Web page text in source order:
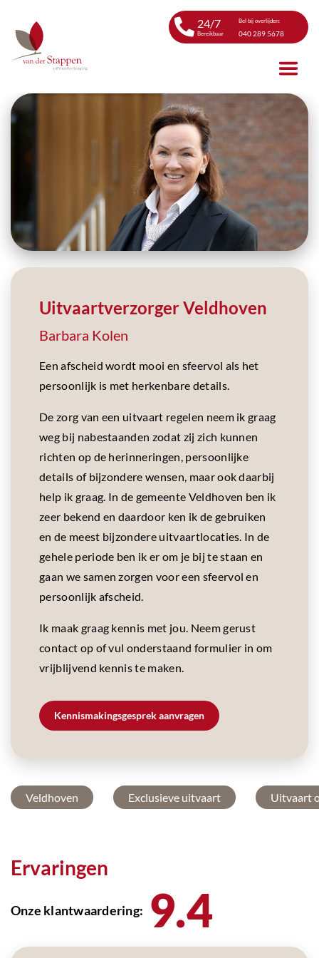
24/7
Bereikbaar
Bel bij overlijden:
040 289 5678
Uitvaartverzorger Veldhoven
Barbara Kolen
Een afscheid wordt mooi en sfeervol als het
persoonlijk is met herkenbare details.
De zorg van een uitvaart regelen neem ik graag
weg bij nabestaanden zodat zij zich kunnen
richten op de herinneringen, persoonlijke
details of bijzondere wensen, maar ook daarbij
help ik graag. In de gemeente Veldhoven ben ik
zeer bekend en daardoor ken ik de gebruiken
en de meest bijzondere uitvaartlocaties. In de
gehele periode ben ik er om je bij te staan en
gaan we samen zorgen voor een sfeervol en
persoonlijk afscheid.
Ik maak graag kennis met jou. Neem gerust
contact op of vul onderstaand formulier in om
vrijblijvend kennis te maken.
Kennismakingsgesprek aanvragen
Veldhoven Exclusieve uitvaart Uitvaart
Ervaringen
Onze klantwaardering: 9.4